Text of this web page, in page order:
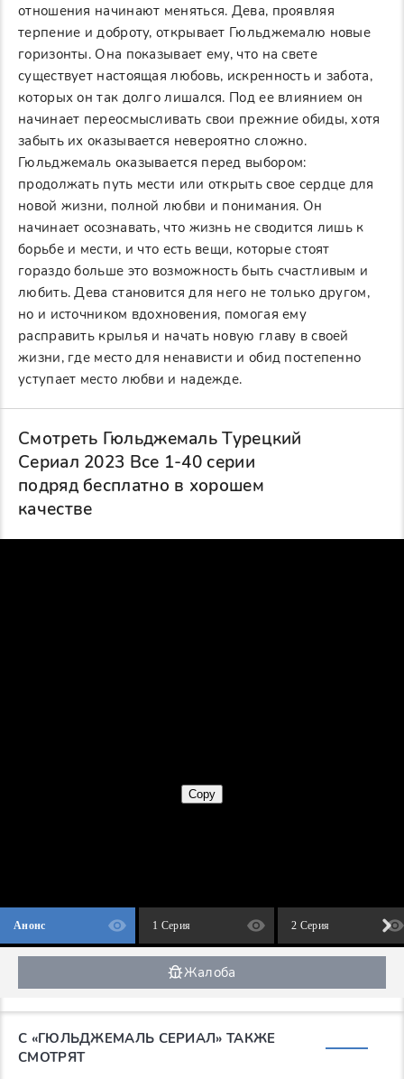
отношения начинают меняться. Дева, проявляя
терпение и доброту, открывает Гюльджемалю новые
горизонты. Она показывает ему, что на свете
существует настоящая любовь, искренность и забота,
которых он так долго лишался. Под ее влиянием он
начинает переосмысливать свои прежние обиды, хотя
забыть их оказывается невероятно сложно.
Гюльджемаль оказывается перед выбором:
продолжать путь мести или открыть свое сердце для
новой жизни, полной любви и понимания. Он
начинает осознавать, что жизнь не сводится лишь к
борьбе и мести, и что есть вещи, которые стоят
гораздо больше это возможность быть счастливым и
любить. Дева становится для него не только другом,
но и источником вдохновения, помогая ему
расправить крылья и начать новую главу в своей
жизни, где место для ненависти и обид постепенно
уступает место любви и надежде.
Смотреть Гюльджемаль Турецкий
Сериал 2023 Все 1-40 серии
подряд бесплатно в хорошем
качестве
Анонс 1 Серия 2 Серия
Жалоба
С «ГЮЛЬДЖЕМАЛЬ СЕРИАЛ» ТАКЖЕ
СМОТРЯТ